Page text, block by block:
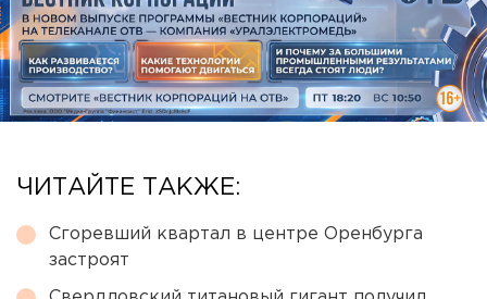
ЧИТАЙТЕ ТАКЖЕ:
Сгоревший квартал в центре Оренбурга
застроят